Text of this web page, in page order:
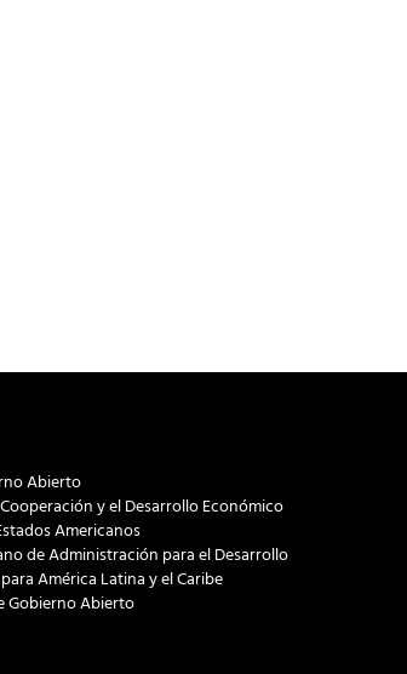
Abierto
y el Desarrollo Económico
Americanos
de Administración para el Desarrollo
América Latina y el Caribe
Gobierno Abierto